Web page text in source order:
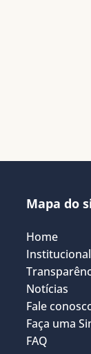
Mapa do
Home
Institucional
Notícias
Fale
Faça uma
FAQ